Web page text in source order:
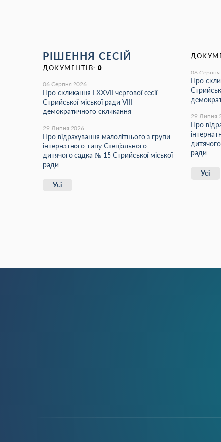
РІШЕННЯ СЕСІЙ
ДОКУМЕНТІВ: 0
06 Серпня 2026
Про скликання LХХVІІ чергової сесії
Стрийської міської ради VIII
демократичного скликання
29 Липня 2026
Про відрахування малолітнього з групи
інтернатного типу Спеціального
дитячого садка № 15 Стрийської міської
ради
Усі
06 Серпня
Про
29 Липня
Про
ради
Усі